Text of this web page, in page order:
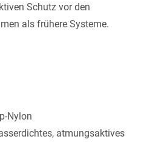
Schutz vor den
als frühere Systeme.
Nylon
atmungsaktives